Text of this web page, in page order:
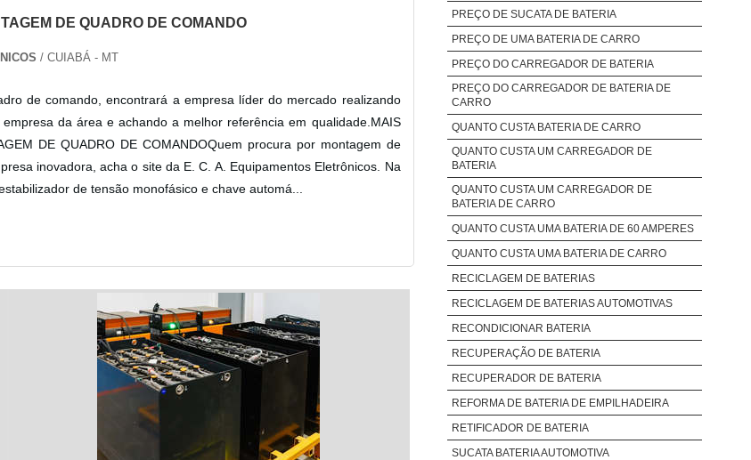
DE QUADRO DE COMANDO
/ CUIABÁ - MT
de comando, encontrará a empresa líder do mercado realizando
da área e achando a melhor referência em qualidade.MAIS
DE QUADRO DE COMANDOQuem procura por montagem de
inovadora, acha o site da E. C. A. Equipamentos Eletrônicos. Na
de tensão monofásico e chave automá...
PREÇO DE SUCATA DE BATERIA
PREÇO DE UMA BATERIA DE CARRO
PREÇO DO CARREGADOR DE BATERIA
PREÇO DO CARREGADOR DE BATERIA DE
CARRO
QUANTO CUSTA BATERIA DE CARRO
QUANTO CUSTA UM CARREGADOR DE
BATERIA
QUANTO CUSTA UM CARREGADOR DE
BATERIA DE CARRO
QUANTO CUSTA UMA BATERIA DE 60 AMPERES
QUANTO CUSTA UMA BATERIA DE CARRO
RECICLAGEM DE BATERIAS
RECICLAGEM DE BATERIAS AUTOMOTIVAS
RECONDICIONAR BATERIA
RECUPERAÇÃO DE BATERIA
RECUPERADOR DE BATERIA
REFORMA DE BATERIA DE EMPILHADEIRA
RETIFICADOR DE BATERIA
SUCATA BATERIA AUTOMOTIVA